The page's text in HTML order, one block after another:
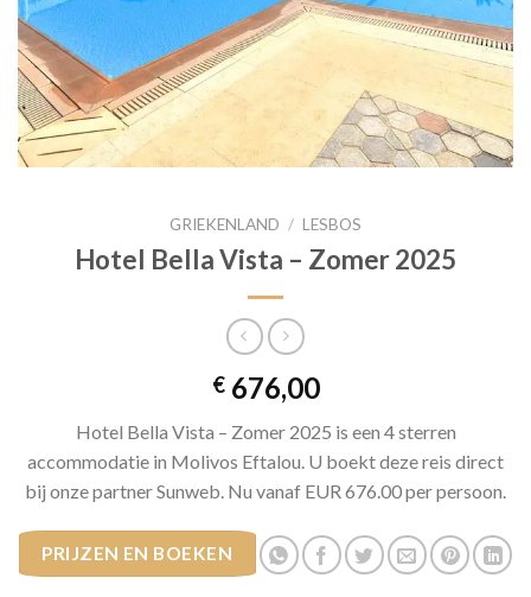
GRIEKENLAND / LESBOS
Hotel Bella Vista – Zomer 2025
€676,00
Hotel Bella Vista – Zomer 2025 is een 4 sterren
accommodatie in Molivos Eftalou. U boekt deze reis direct
bij onze partner Sunweb. Nu vanaf EUR 676.00 per persoon.
PRIJZEN EN BOEKEN